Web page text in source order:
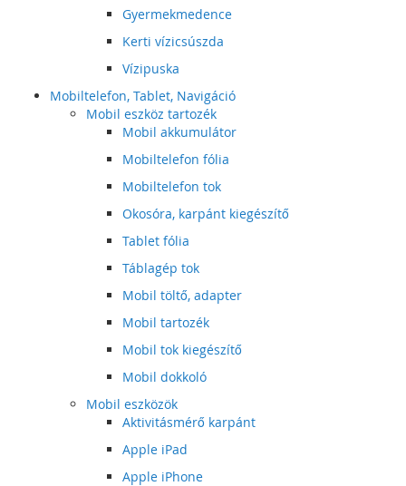
Gyermekmedence
Kerti vízicsúszda
Vízipuska
Mobiltelefon, Tablet, Navigáció
Mobil eszköz tartozék
Mobil akkumulátor
Mobiltelefon fólia
Mobiltelefon tok
Okosóra, karpánt kiegészítő
Tablet fólia
Táblagép tok
Mobil töltő, adapter
Mobil tartozék
Mobil tok kiegészítő
Mobil dokkoló
Mobil eszközök
Aktivitásmérő karpánt
Apple iPad
Apple iPhone